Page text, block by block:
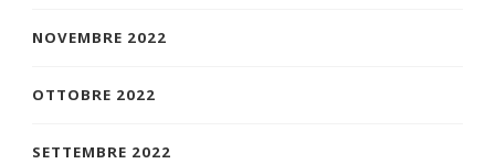
NOVEMBRE 2022
OTTOBRE 2022
SETTEMBRE 2022